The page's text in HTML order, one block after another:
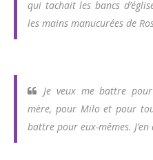
qui tachait les bancs
les mains manucurées de
Je veux me battre
mère, pour Milo et pour
battre pour eux-mêmes. J’en